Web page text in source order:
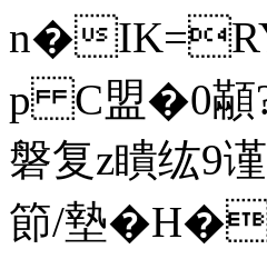
n�
p C盟�0顢?
磐复z瞶纮9
節/墊